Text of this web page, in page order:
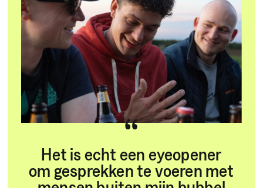
“
Het is echt een eyeopener
om gesprekken te voeren met